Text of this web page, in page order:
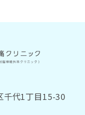
千代1丁目15-30